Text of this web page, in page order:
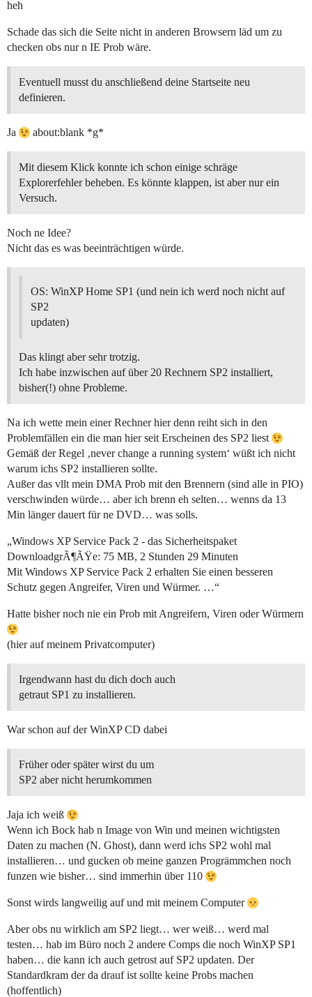
heh
Schade das sich die Seite nicht in anderen Browsern läd um zu
checken obs nur n IE Prob wäre.
Eventuell musst du anschließend deine Startseite neu
definieren.
Ja about:blank *g*
Mit diesem Klick konnte ich schon einige schräge
Explorerfehler beheben. Es könnte klappen, ist aber nur ein
Versuch.
Noch ne Idee?
Nicht das es was beeinträchtigen würde.
OS: WinXP Home SP1 (und nein ich werd noch nicht auf
SP2
updaten)
Das klingt aber sehr trotzig.
Ich habe inzwischen auf über 20 Rechnern SP2 installiert,
bisher(!) ohne Probleme.
Na ich wette mein einer Rechner hier denn reiht sich in den
Problemfällen ein die man hier seit Erscheinen des SP2 liest
Gemäß der Regel ‚never change a running system‘ wüßt ich nicht
warum ichs SP2 installieren sollte.
Außer das vllt mein DMA Prob mit den Brennern (sind alle in PIO)
verschwinden würde… aber ich brenn eh selten… wenns da 13
Min länger dauert für ne DVD… was solls.
„Windows XP Service Pack 2 - das Sicherheitspaket
DownloadgrÃ¶ÃŸe: 75 MB, 2 Stunden 29 Minuten
Mit Windows XP Service Pack 2 erhalten Sie einen besseren
Schutz gegen Angreifer, Viren und Würmer. …“
Hatte bisher noch nie ein Prob mit Angreifern, Viren oder Würmern
(hier auf meinem Privatcomputer)
Irgendwann hast du dich doch auch
getraut SP1 zu installieren.
War schon auf der WinXP CD dabei
Früher oder später wirst du um
SP2 aber nicht herumkommen
Jaja ich weiß
Wenn ich Bock hab n Image von Win und meinen wichtigsten
Daten zu machen (N. Ghost), dann werd ichs SP2 wohl mal
installieren… und gucken ob meine ganzen Progrämmchen noch
funzen wie bisher… sind immerhin über 110
Sonst wirds langweilig auf und mit meinem Computer
Aber obs nu wirklich am SP2 liegt… wer weiß… werd mal
testen… hab im Büro noch 2 andere Comps die noch WinXP SP1
haben… die kann ich auch getrost auf SP2 updaten. Der
Standardkram der da drauf ist sollte keine Probs machen
(hoffentlich)